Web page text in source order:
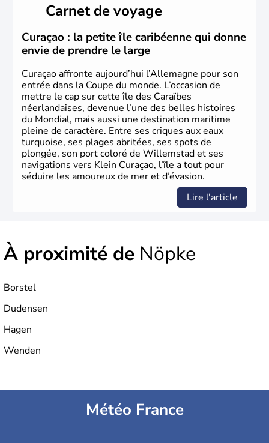
lesquelles bénéficient d'une grande autonomie. Le pays
peut se targuer de grands noms qu'il a vu naître dans tous
les domaines, des arts à la politique en passant par la
philosophie. Hertz, Gutenberg, Heidegger, Thomas Mann,
Herman Hesse ou bien Hegel en font partie.
Carnet de voyage
Curaçao : la petite île caribéenne qui donne
envie de prendre le large
Curaçao affronte aujourd’hui l’Allemagne pour son
entrée dans la Coupe du monde. L’occasion de
mettre le cap sur cette île des Caraïbes
néerlandaises, devenue l’une des belles histoires
du Mondial, mais aussi une destination maritime
pleine de caractère. Entre ses criques aux eaux
turquoise, ses plages abritées, ses spots de
plongée, son port coloré de Willemstad et ses
navigations vers Klein Curaçao, l’île a tout pour
séduire les amoureux de mer et d’évasion.
Lire l'article
À proximité de Nöpke
Borstel
Dudensen
Hagen
Wenden
Météo France